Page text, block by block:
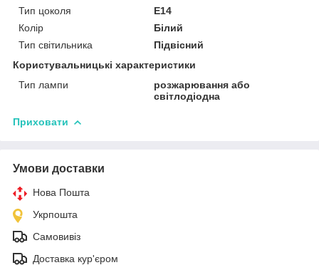
Тип цоколя
E14
Колір
Білий
Тип світильника
Підвісний
Користувальницькі характеристики
Тип лампи
розжарювання або
світлодіодна
Приховати
Умови доставки
Нова Пошта
Укрпошта
Самовивіз
Доставка кур'єром